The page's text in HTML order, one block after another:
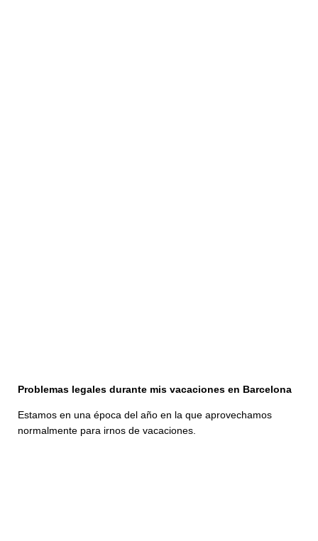
Problemas legales durante mis vacaciones en Barcelona
Estamos en una época del año en la que aprovechamos
normalmente para irnos de vacaciones.